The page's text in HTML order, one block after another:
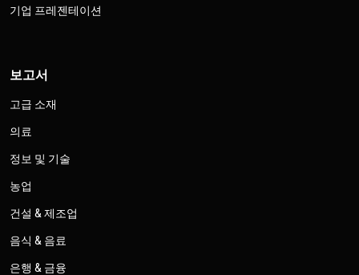
기업 프레젠테이션
보고서
고급 소재
의료
정보 및 기술
농업
건설 & 제조업
음식 & 음료
은행 & 금융